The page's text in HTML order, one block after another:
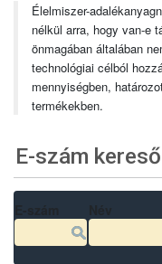
Élelmiszer-
nélkül arra, hogy van-e
önmagában általában
technológiai célból
mennyiségben,
termékekben.
E-szám kereső